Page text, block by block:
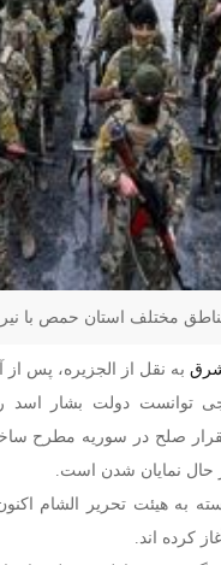
مختلف استان حمص با
به نقل از الجزیره، پس از
توانست دولت بشار اسد
صلح در سوریه مطرح
حال نمایان شدن است.
به هیئت تحریر الشام
کرده اند.